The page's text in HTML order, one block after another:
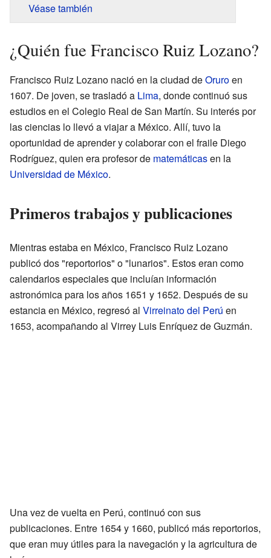
Véase también
¿Quién fue Francisco Ruiz Lozano?
Francisco Ruiz Lozano nació en la ciudad deOruroen
1607. De joven, se trasladó a Lima, donde continuó sus
estudios en el Colegio Real de San Martín. Su interés por
las ciencias lo llevó a viajar a México. Allí, tuvo la
oportunidad de aprender y colaborar con el fraile Diego
Rodríguez, quien era profesor de matemáticasen la
Universidad de México.
Primeros trabajos y publicaciones
Mientras estaba en México, Francisco Ruiz Lozano
publicó dos "reportorios" o "lunarios". Estos eran como
calendarios especiales que incluían información
astronómica para los años 1651 y 1652. Después de su
estancia en México, regresó al Virreinato del Perú en
1653, acompañando al Virrey Luis Enríquez de Guzmán.
Una vez de vuelta en Perú, continuó con sus
publicaciones. Entre 1654 y 1660, publicó más reportorios,
que eran muy útiles para la navegación y la agricultura de